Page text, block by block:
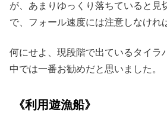
が、あまりゆっくり落ちていると見
で、フォール速度には注意しなけれ
何にせよ、現段階で出ているタイラ
中では一番お勧めだと思いました。
《利用遊漁船》